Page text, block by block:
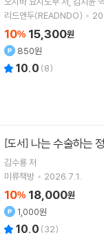
리드앤두(READNDO)
10% 15,300원
850원
10.0 (8)
[도서] 나는 수술하는
김수룡저
미류책방
2026.7.1.
10% 18,000원
1,000원
10.0 (32)